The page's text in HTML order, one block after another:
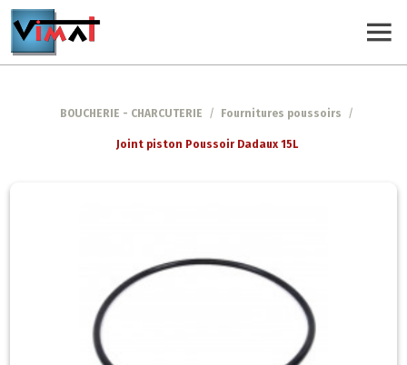
BOUCHERIE - CHARCUTERIE / Fournitures poussoirs /
Joint piston Poussoir Dadaux 15L